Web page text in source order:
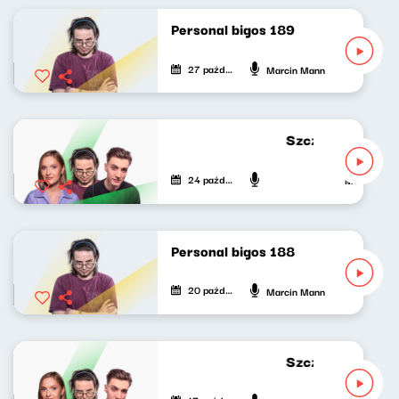
Personal bigos 189
27 października 2024 Marcin Mann
Szczyt
24 października 2024 Mateusz
Personal bigos 188
20 października 2024 Marcin Mann
Szczyt